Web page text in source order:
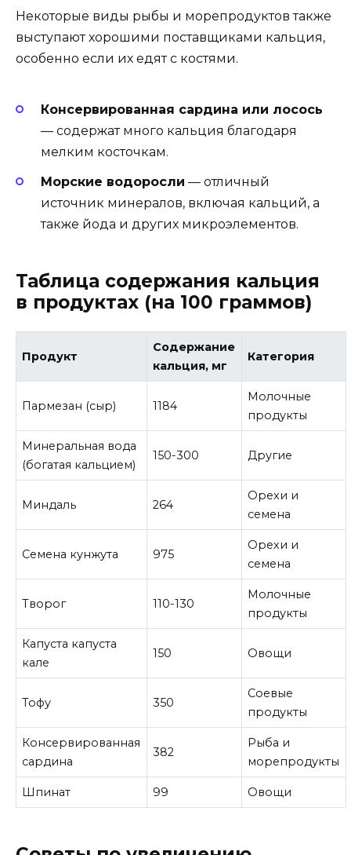
Некоторые виды рыбы и морепродуктов также
выступают хорошими поставщиками кальция,
особенно если их едят с костями.
Консервированная сардина или лосось
— содержат много кальция благодаря
мелким косточкам.
Морские водоросли — отличный
источник минералов, включая кальций, а
также йода и других микроэлементов.
Таблица содержания кальция
в продуктах (на 100 граммов)
Продукт
Содержание
кальция, мг
Категория
Пармезан (сыр) 1184
Молочные
продукты
Минеральная вода
(богатая кальцием)
150-300 Другие
Миндаль 264
Орехи и
семена
Семена кунжута 975
Орехи и
семена
Творог 110-130
Молочные
продукты
Капуста капуста
кале
150 Овощи
Тофу 350
Соевые
продукты
Консервированная
сардина
382
Рыба и
морепродукты
Шпинат 99 Овощи